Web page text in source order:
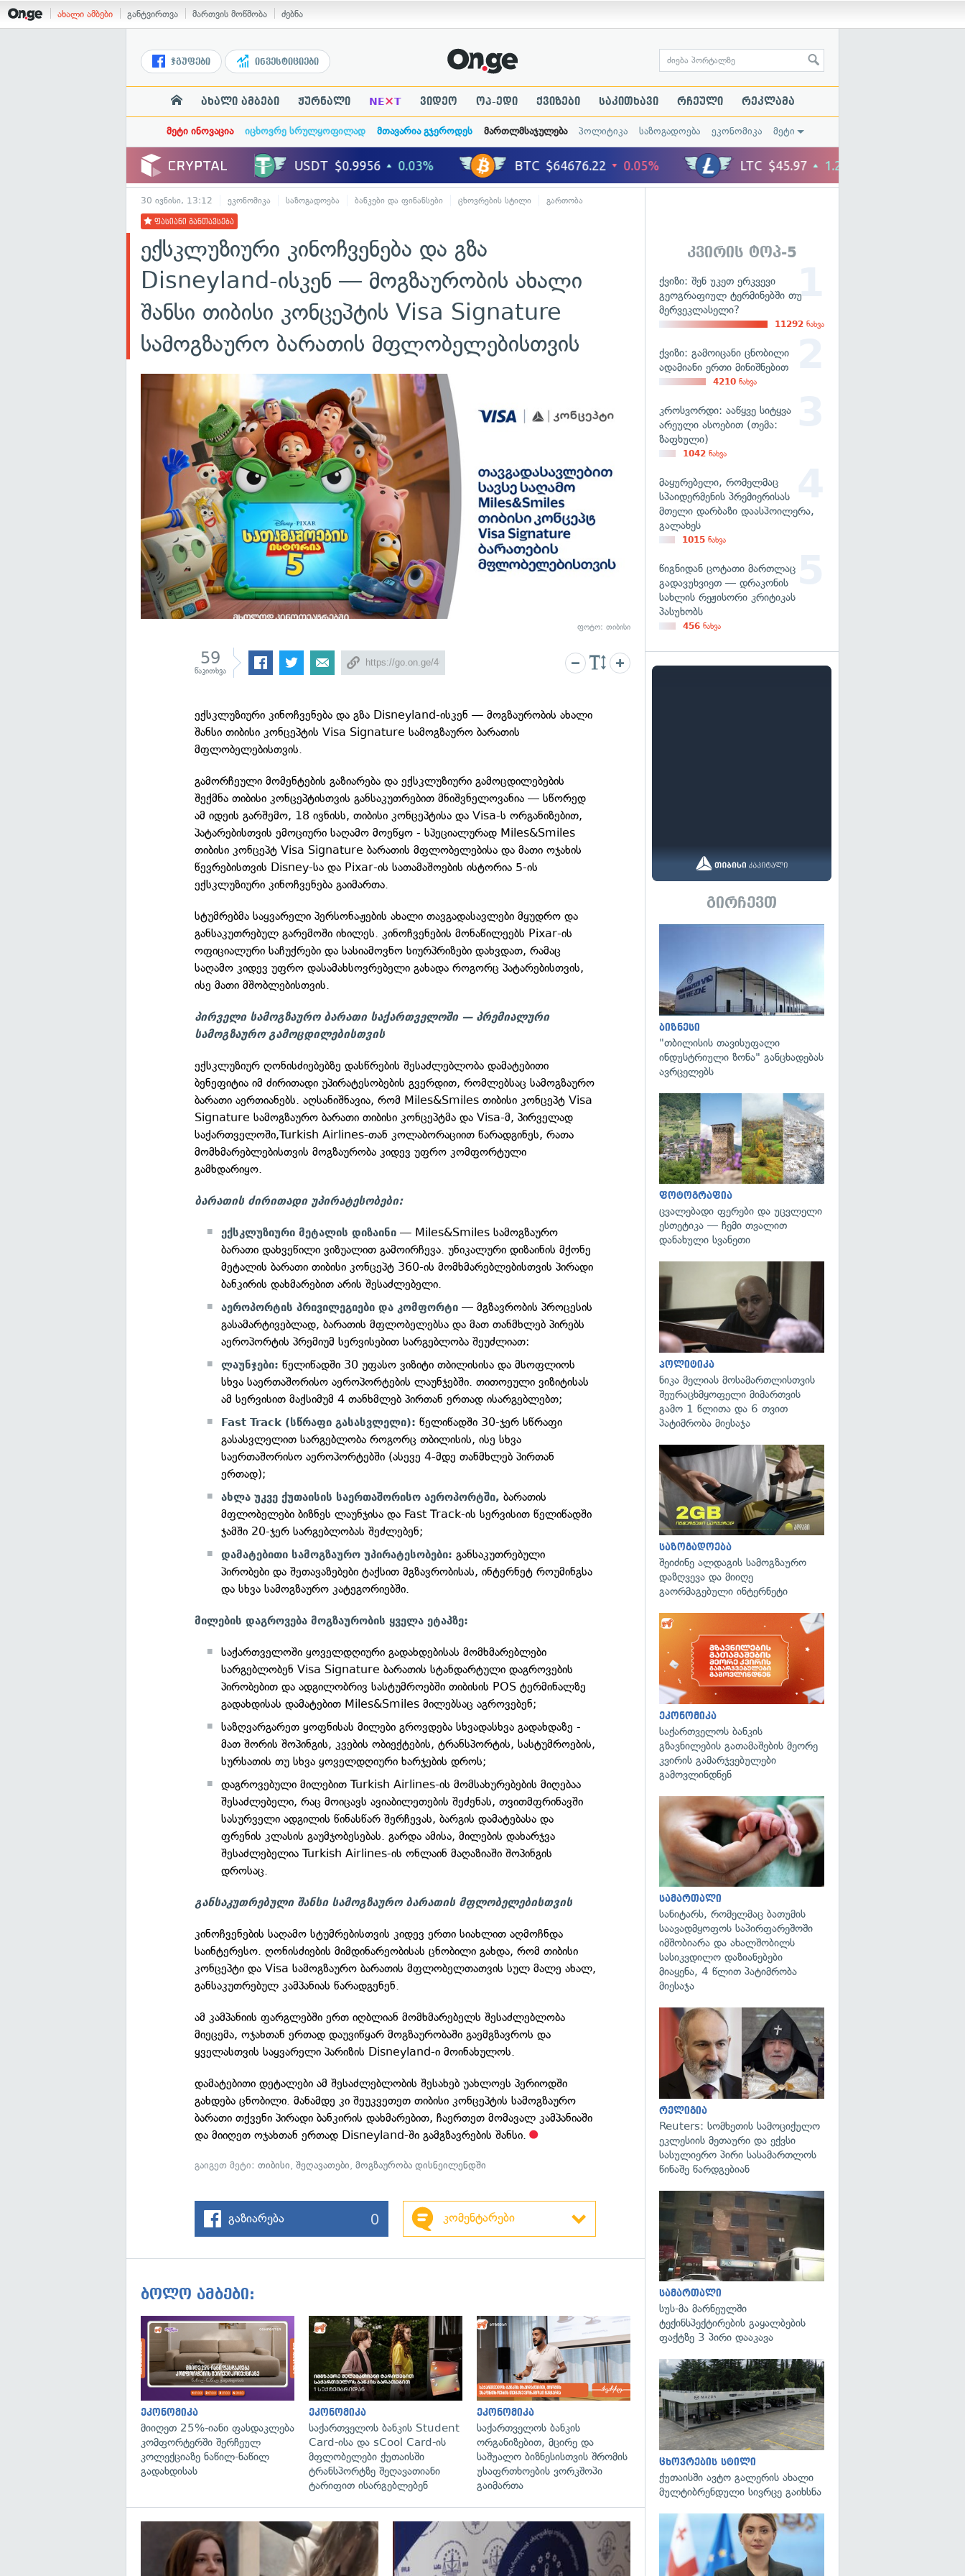
ახალი ამბები განტვირთვა მართვის მოწმობა ძებნა
ჯგუფები ინვესტიციები
ახალი ამბები ჟურნალი NE×T ვიდეო ოპ-ედი ქვიზები საკითხავი რჩეული რეკლამა
მეტი ინოვაცია იცხოვრე სრულყოფილად მთავარია გჯეროდეს მართლმსაჯულება პოლიტიკა საზოგადოება ეკონომიკა მეტი
30 ივნისი, 13:12 ეკონომიკა საზოგადოება ბანკები და ფინანსები ცხოვრების სტილი გართობა
ფასიანი განთავსება
ექსკლუზიური კინოჩვენება და გზა
Disneyland-ისკენ — მოგზაურობის ახალი
შანსი თიბისი კონცეპტის Visa Signature
სამოგზაურო ბარათის მფლობელებისთვის
ფოტო: თიბისი
59
წაკითხვა
ექსკლუზიური კინოჩვენება და გზა Disneyland-ისკენ — მოგზაურობის ახალი
შანსი თიბისი კონცეპტის Visa Signature სამოგზაურო ბარათის
მფლობელებისთვის.
გამორჩეული მომენტების გაზიარება და ექსკლუზიური გამოცდილებების
შექმნა თიბისი კონცეპტისთვის განსაკუთრებით მნიშვნელოვანია — სწორედ
ამ იდეის გარშემო, 18 ივნისს, თიბისი კონცეპტისა და Visa-ს ორგანიზებით,
პატარებისთვის ემოციური საღამო მოეწყო - სპეციალურად Miles&Smiles
თიბისი კონცეპტ Visa Signature ბარათის მფლობელებისა და მათი ოჯახის
წევრებისთვის Disney-სა და Pixar-ის სათამაშოების ისტორია 5-ის
ექსკლუზიური კინოჩვენება გაიმართა.
სტუმრებმა საყვარელი პერსონაჟების ახალი თავგადასავლები მყუდრო და
განსაკუთრებულ გარემოში იხილეს. კინოჩვენების მონაწილეებს Pixar-ის
ოფიციალური საჩუქრები და სასიამოვნო სიურპრიზები დახვდათ, რამაც
საღამო კიდევ უფრო დასამახსოვრებელი გახადა როგორც პატარებისთვის,
ისე მათი მშობლებისთვის.
პირველი სამოგზაურო ბარათი საქართველოში — პრემიალური
სამოგზაურო გამოცდილებისთვის
ექსკლუზიურ ღონისძიებებზე დასწრების შესაძლებლობა დამატებითი
ბენეფიტია იმ ძირითადი უპირატესობების გვერდით, რომლებსაც სამოგზაურო
ბარათი აერთიანებს. აღსანიშნავია, რომ Miles&Smiles თიბისი კონცეპტ Visa
Signature სამოგზაურო ბარათი თიბისი კონცეპტმა და Visa-მ, პირველად
საქართველოში,Turkish Airlines-თან კოლაბორაციით წარადგინეს, რათა
მომხმარებლებისთვის მოგზაურობა კიდევ უფრო კომფორტული
გამხდარიყო.
ბარათის ძირითადი უპირატესობები:
ექსკლუზიური მეტალის დიზაინი — Miles&Smiles სამოგზაურო
ბარათი დახვეწილი ვიზუალით გამოირჩევა. უნიკალური დიზაინის მქონე
მეტალის ბარათი თიბისი კონცეპტ 360-ის მომხმარებლებისთვის პირადი
ბანკირის დახმარებით არის შესაძლებელი.
აეროპორტის პრივილეგიები და კომფორტი — მგზავრობის პროცესის
გასამარტივებლად, ბარათის მფლობელებსა და მათ თანმხლებ პირებს
აეროპორტის პრემიუმ სერვისებით სარგებლობა შეუძლიათ:
ლაუნჯები: წელიწადში 30 უფასო ვიზიტი თბილისისა და მსოფლიოს
სხვა საერთაშორისო აეროპორტების ლაუნჯებში. თითოეული ვიზიტისას
ამ სერვისით მაქსიმუმ 4 თანხმლებ პირთან ერთად ისარგებლებთ;
Fast Track (სწრაფი გასასვლელი): წელიწადში 30-ჯერ სწრაფი
გასასვლელით სარგებლობა როგორც თბილისის, ისე სხვა
საერთაშორისო აეროპორტებში (ასევე 4-მდე თანმხლებ პირთან
ერთად);
ახლა უკვე ქუთაისის საერთაშორისო აეროპორტში, ბარათის
მფლობელები ბიზნეს ლაუნჯისა და Fast Track-ის სერვისით წელიწადში
ჯამში 20-ჯერ სარგებლობას შეძლებენ;
დამატებითი სამოგზაურო უპირატესობები: განსაკუთრებული
პირობები და შეთავაზებები ტაქსით მგზავრობისას, ინტერნეტ როუმინგსა
და სხვა სამოგზაურო კატეგორიებში.
მილების დაგროვება მოგზაურობის ყველა ეტაპზე:
საქართველოში ყოველდღიური გადახდებისას მომხმარებლები
სარგებლობენ Visa Signature ბარათის სტანდარტული დაგროვების
პირობებით და ადგილობრივ სასტუმროებში თიბისის POS ტერმინალზე
გადახდისას დამატებით Miles&Smiles მილებსაც აგროვებენ;
საზღვარგარეთ ყოფნისას მილები გროვდება სხვადასხვა გადახდაზე -
მათ შორის შოპინგის, კვების ობიექტების, ტრანსპორტის, სასტუმროების,
სურსათის თუ სხვა ყოველდღიური ხარჯების დროს;
დაგროვებული მილებით Turkish Airlines-ის მომსახურებების მიღებაა
შესაძლებელი, რაც მოიცავს ავიაბილეთების შეძენას, თვითმფრინავში
სასურველი ადგილის წინასწარ შერჩევას, ბარგის დამატებასა და
ფრენის კლასის გაუმჯობესებას. გარდა ამისა, მილების დახარჯვა
შესაძლებელია Turkish Airlines-ის ონლაინ მაღაზიაში შოპინგის
დროსაც.
განსაკუთრებული შანსი სამოგზაურო ბარათის მფლობელებისთვის
კინოჩვენების საღამო სტუმრებისთვის კიდევ ერთი სიახლით აღმოჩნდა
საინტერესო. ღონისძიების მიმდინარეობისას ცნობილი გახდა, რომ თიბისი
კონცეპტი და Visa სამოგზაურო ბარათის მფლობელთათვის სულ მალე ახალ,
განსაკუთრებულ კამპანიას წარადგენენ.
ამ კამპანიის ფარგლებში ერთ იღბლიან მომხმარებელს შესაძლებლობა
მიეცემა, ოჯახთან ერთად დაუვიწყარ მოგზაურობაში გაემგზავროს და
ყველასთვის საყვარელი პარიზის Disneyland-ი მოინახულოს.
დამატებითი დეტალები ამ შესაძლებლობის შესახებ უახლოეს პერიოდში
გახდება ცნობილი. მანამდე კი შეუკვეთეთ თიბისი კონცეპტის სამოგზაურო
ბარათი თქვენი პირადი ბანკირის დახმარებით, ჩაერთეთ მომავალ კამპანიაში
და მიიღეთ ოჯახთან ერთად Disneyland-ში გამგზავრების შანსი.
გაიგეთ მეტი:თიბისი,შეღავათები,მოგზაურობა დისნეილენდში
გაზიარება 0 კომენტარები
ბოლო ამბები:
ეკონომიკა
მიიღეთ 25%-იანი ფასდაკლება
კომფორტერში შერჩეულ
კოლექციაზე ნაწილ-ნაწილ
გადახდისას
ეკონომიკა
საქართველოს ბანკის Student
Card-ისა და sCool Card-ის
მფლობელები ქუთაისში
ტრანსპორტზე შეღავათიანი
ტარიფით ისარგებლებენ
ეკონომიკა
საქართველოს ბანკის
ორგანიზებით, მცირე და
საშუალო ბიზნესისთვის შრომის
უსაფრთხოების ვორკშოპი
გაიმართა
გადახედვა გადახედვა
კვირის ტოპ-5
ქვიზი: შენ უკეთ ერკვევი
გეოგრაფიულ ტერმინებში თუ
მერვეკლასელი?
11292 ნახვა
ქვიზი: გამოიცანი ცნობილი
ადამიანი ერთი მინიშნებით
4210 ნახვა
კროსვორდი: ააწყვე სიტყვა
არეული ასოებით (თემა:
ზაფხული)
1042 ნახვა
მაყურებელი, რომელმაც
სპაიდერმენის პრემიერისას
მთელი დარბაზი დაასპოილერა,
გალახეს
1015 ნახვა
წიგნიდან ცოტათი მართლაც
გადავუხვიეთ — დრაკონის
სახლის რეჟისორი კრიტიკას
პასუხობს
456 ნახვა
გირჩევთ
ბიზნესი
"თბილისის თავისუფალი
ინდუსტრიული ზონა" განცხადებას
ავრცელებს
ფოტოგრაფია
ცვალებადი ფერები და უცვლელი
ესთეტიკა — ჩემი თვალით
დანახული სვანეთი
პოლიტიკა
ნიკა მელიას მოსამართლისთვის
შეურაცხმყოფელი მიმართვის
გამო 1 წლითა და 6 თვით
პატიმრობა მიესაჯა
საზოგადოება
შეიძინე ალდაგის სამოგზაურო
დაზღვევა და მიიღე
გაორმაგებული ინტერნეტი
ეკონომიკა
საქართველოს ბანკის
გზავნილების გათამაშების მეორე
კვირის გამარჯვებულები
გამოვლინდნენ
სამართალი
სანიტარს, რომელმაც ბათუმის
საავადმყოფოს საპირფარეშოში
იმშობიარა და ახალშობილს
სასიკვდილო დაზიანებები
მიაყენა, 4 წლით პატიმრობა
მიესაჯა
რელიგია
Reuters: სომხეთის სამოციქულო
ეკლესიის მეთაური და ექვსი
სასულიერო პირი სასამართლოს
წინაშე წარდგებიან
სამართალი
სუს-მა მარნეულში
ტექინსპექტირების გაყალბების
ფაქტზე 3 პირი დააკავა
ცხოვრების სტილი
ქუთაისში ავტო გალერის ახალი
მულტიბრენდული სივრცე გაიხსნა